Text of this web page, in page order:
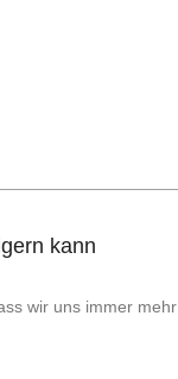
kann
wir uns immer mehr